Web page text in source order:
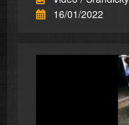
16/01/2022